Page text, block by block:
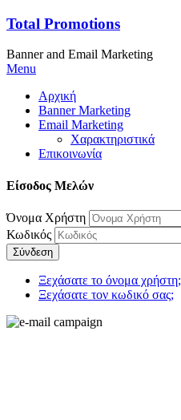
Total Promotions
Banner and Email Marketing
Menu
Αρχική
Banner Marketing
Email Marketing
Χαρακτηριστικά
Επικοινωνία
Είσοδος Μελών
Όνομα Χρήστη
Κωδικός
Σύνδεση
Ξεχάσατε το όνομα χρήστη;
Ξεχάσατε τον κωδικό σας;